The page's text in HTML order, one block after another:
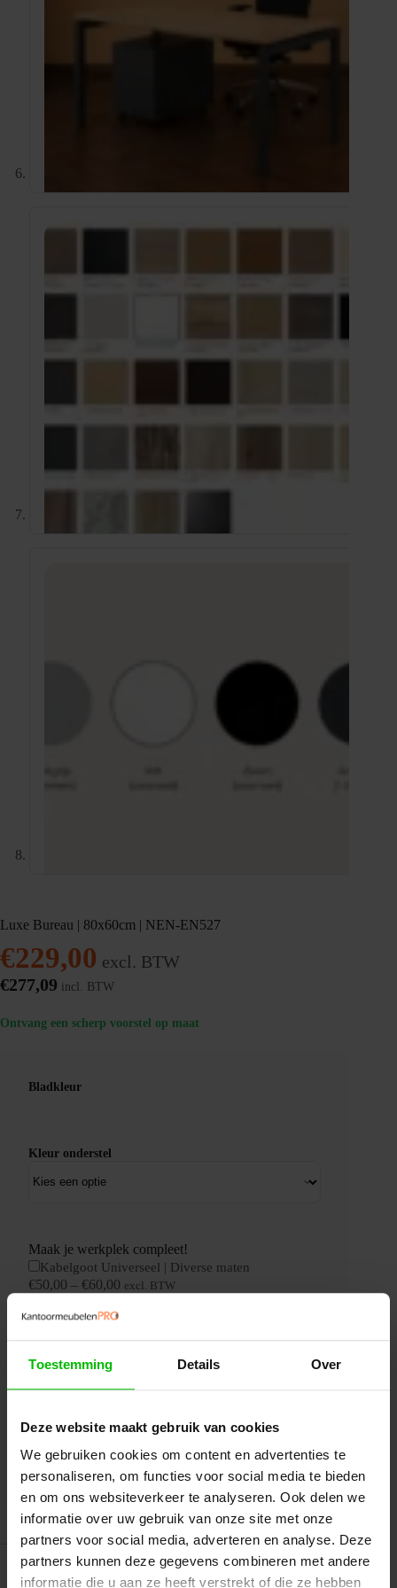
Toestemming Details Over
Deze website maakt gebruik van cookies
We gebruiken cookies om content en advertenties te
personaliseren, om functies voor social media te bieden
en om ons websiteverkeer te analyseren. Ook delen we
informatie over uw gebruik van onze site met onze
partners voor social media, adverteren en analyse. Deze
partners kunnen deze gegevens combineren met andere
informatie die u aan ze heeft verstrekt of die ze hebben
Luxe Bureau | 80x60cm | NEN-EN527
€229,00 excl. BTW
€277,09 incl. BTW
Ontvang een scherp voorstel op maat
Bladkleur
Kleur onderstel
Maak je werkplek compleet!
Kabelgoot Universeel | Diverse maten
€50,00 – €60,00 excl. BTW
€19,00–€25,00
Kabelclips Universeel
Luxe
|
EN527
aantal
Toevoegen aan uw offerte
In mijn winkelwagen